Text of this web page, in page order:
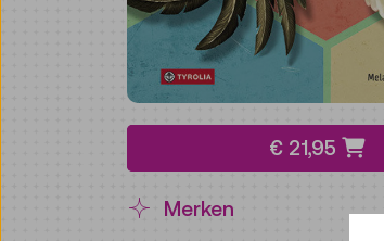
€ 21,95
Merken